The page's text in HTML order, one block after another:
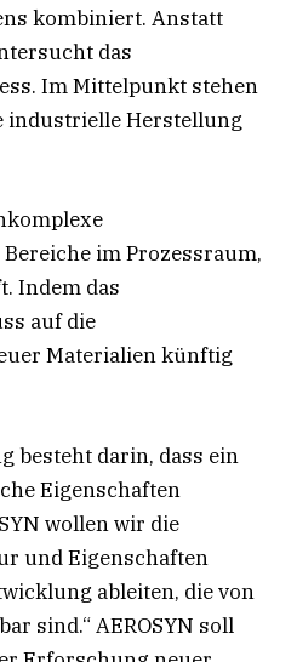
kombiniert. Anstatt
das
Im Mittelpunkt stehen
industrielle Herstellung
im Prozessraum,
Indem das
auf die
Materialien künftig
besteht darin, dass ein
Eigenschaften
wollen wir die
und Eigenschaften
ableiten, die von
sind.“ AEROSYN soll